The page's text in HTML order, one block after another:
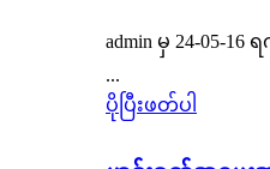
admin မှ 24-05-
...
ပိုပြီးဖတ်ပါ